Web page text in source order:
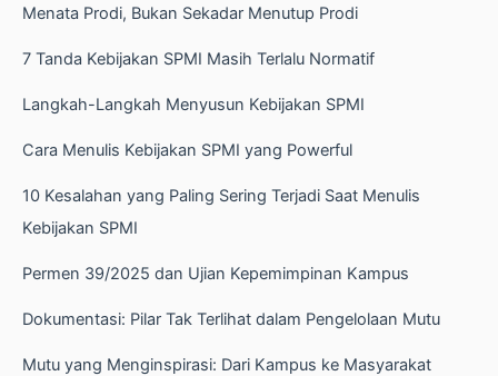
Menata Prodi, Bukan Sekadar Menutup Prodi
7 Tanda Kebijakan SPMI Masih Terlalu Normatif
Langkah-Langkah Menyusun Kebijakan SPMI
Cara Menulis Kebijakan SPMI yang Powerful
10 Kesalahan yang Paling Sering Terjadi Saat Menulis
Kebijakan SPMI
Permen 39/2025 dan Ujian Kepemimpinan Kampus
Dokumentasi: Pilar Tak Terlihat dalam Pengelolaan Mutu
Mutu yang Menginspirasi: Dari Kampus ke Masyarakat